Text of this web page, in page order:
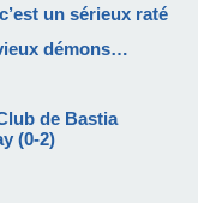
un sérieux raté
démons…
de Bastia
(0-2)